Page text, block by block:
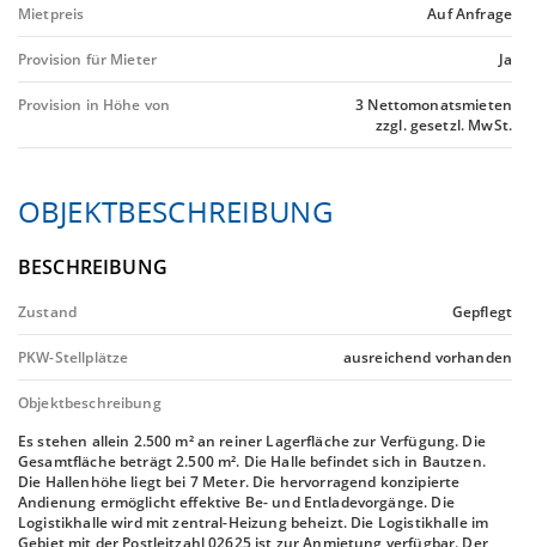
Mietpreis Auf Anfrage
Provision für Mieter Ja
Provision in Höhe von
3 Nettomonatsmieten
zzgl. gesetzl. MwSt.
OBJEKTBESCHREIBUNG
BESCHREIBUNG
Zustand Gepflegt
PKW-Stellplätze ausreichend vorhanden
Objektbeschreibung
Es stehen allein 2.500 m² an reiner Lagerfläche zur Verfügung. Die
Gesamtfläche beträgt 2.500 m². Die Halle befindet sich in Bautzen.
Die Hallenhöhe liegt bei 7 Meter. Die hervorragend konzipierte
Andienung ermöglicht effektive Be- und Entladevorgänge. Die
Logistikhalle wird mit zentral-Heizung beheizt. Die Logistikhalle im
Gebiet mit der Postleitzahl 02625 ist zur Anmietung verfügbar. Der